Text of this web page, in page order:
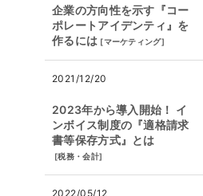
企業の方向性を示す『コー
ポレートアイデンティ』を
作るには [マーケティング]
2021/12/20
2023年から導入開始！ イ
ンボイス制度の『適格請求
書等保存方式』とは
[税務・会計]
2022/05/12